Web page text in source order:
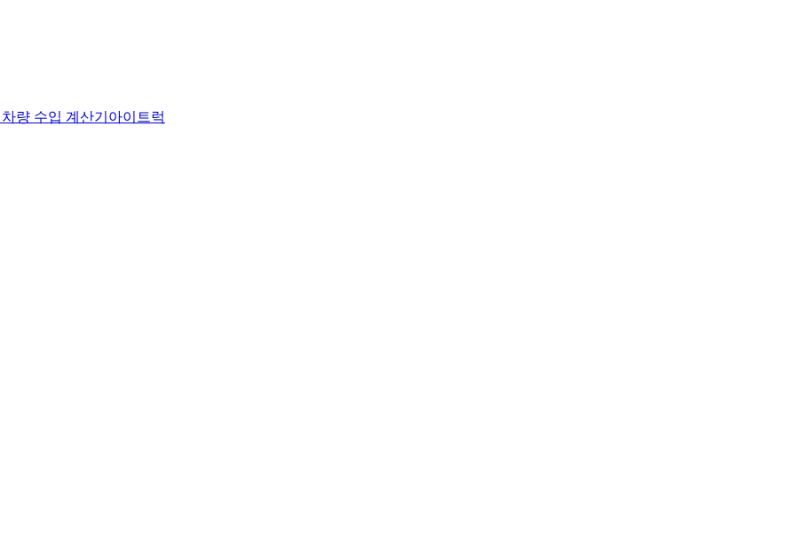
차량 수입 계산기 아이트럭